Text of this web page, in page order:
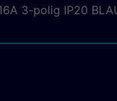
3-polig IP20